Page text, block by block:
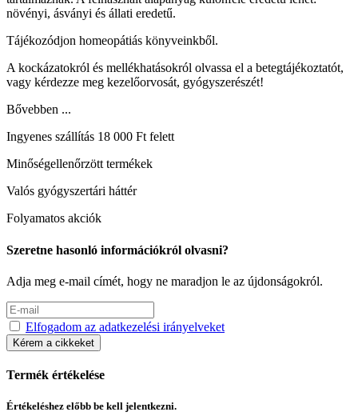
növényi, ásványi és állati eredetű.
Tájékozódjon homeopátiás könyveinkből.
A kockázatokról és mellékhatásokról olvassa el a betegtájékoztatót,
vagy kérdezze meg kezelőorvosát, gyógyszerészét!
Bővebben ...
Ingyenes szállítás 18 000 Ft felett
Minőségellenőrzött termékek
Valós gyógyszertári háttér
Folyamatos akciók
Szeretne hasonló információkról olvasni?
Adja meg e-mail címét, hogy ne maradjon le az újdonságokról.
Elfogadom az adatkezelési irányelveket
Kérem a cikkeket
Termék értékelése
Értékeléshez előbb be kell jelentkezni.